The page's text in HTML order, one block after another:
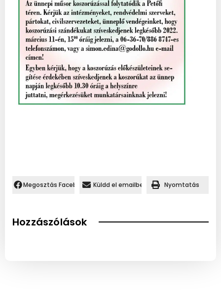
Megosztás Facebookon.Küldd el emailben Nyomtatás
Hozzászólások